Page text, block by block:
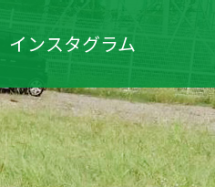
インスタグラム